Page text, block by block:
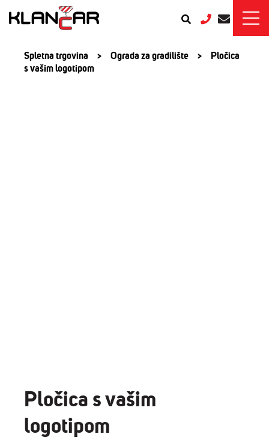
Spletna trgovina > Ograda za gradilište >
Pločica
s vašim logotipom
Pločica s vašim
logotipom